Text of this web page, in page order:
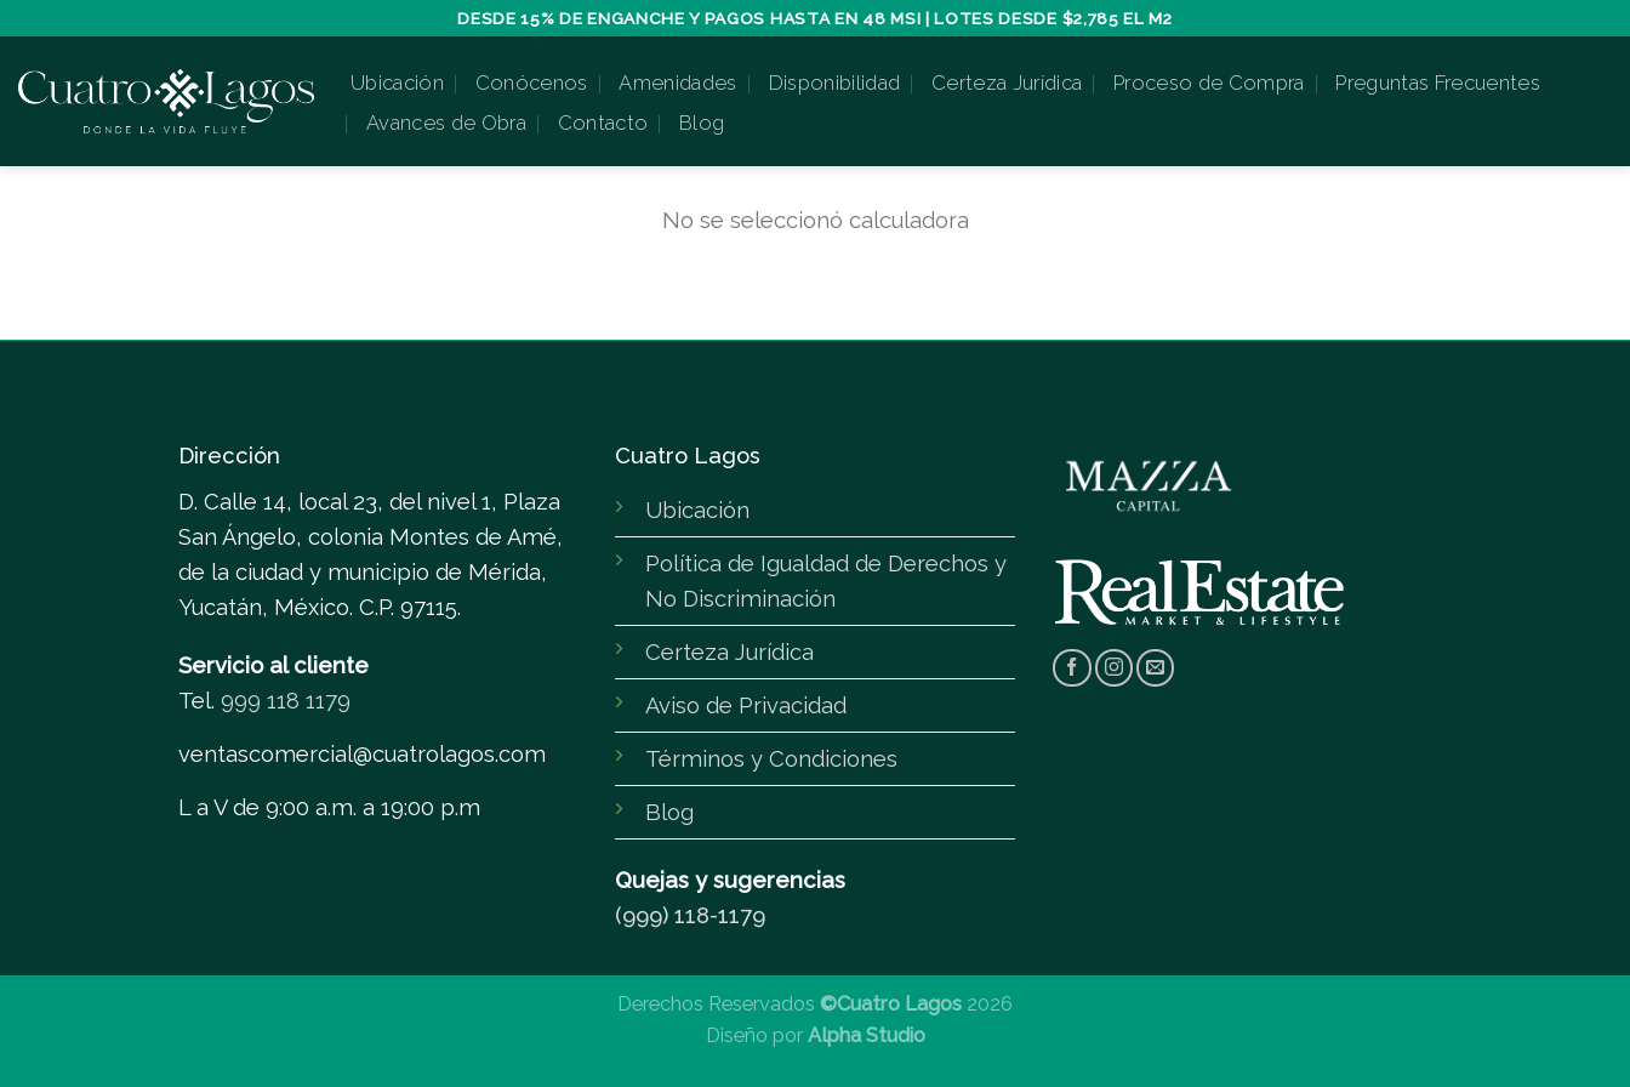
content
DESDE 15% DE ENGANCHE Y PAGOS HASTA EN 48 MSI | LOTES DESDE $2,785 EL M2
Ubicación Conócenos Amenidades Disponibilidad Certeza Jurídica Proceso de Compra
Preguntas Frecuentes
Avances de Obra
Contacto Blog
No se seleccionó calculadora
Dirección
D. Calle 14, local 23, del nivel 1, Plaza
San Ángelo, colonia Montes de Amé,
de la ciudad y municipio de Mérida,
Yucatán, México. C.P. 97115.
Servicio al cliente
Tel. 999 118 1179
ventascomercial@cuatrolagos.com
L a V de 9:00 a.m. a 19:00 p.m
Cuatro Lagos
Ubicación
Política de Igualdad de Derechos y
No Discriminación
Certeza Jurídica
Aviso de Privacidad
Términos y Condiciones
Blog
Quejas y sugerencias
(999) 118-1179
Derechos Reservados ©Cuatro Lagos 2026
Diseño por Alpha Studio